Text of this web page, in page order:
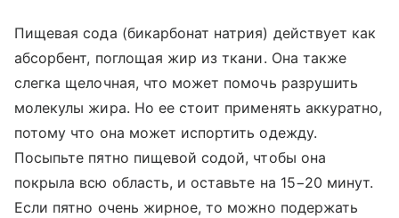
Пищевая сода (бикарбонат натрия) действует как
абсорбент, поглощая жир из ткани. Она также
слегка щелочная, что может помочь разрушить
молекулы жира. Но ее стоит применять аккуратно,
потому что она может испортить одежду.
Посыпьте пятно пищевой содой, чтобы она
покрыла всю область, и оставьте на 15−20 минут.
Если пятно очень жирное, то можно подержать